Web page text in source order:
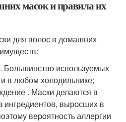
масок и правила их
для волос в домашних
Большинство используемых
в любом холодильнике;
. Маски делаются в
ингредиентов, выросших в
вероятность аллергии